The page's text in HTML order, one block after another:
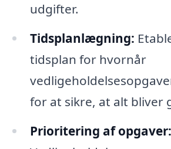
udgifter.
Tidsplanlægning:
tidsplan for hvornår
for at sikre, at alt bliver
Prioritering af opgaver: